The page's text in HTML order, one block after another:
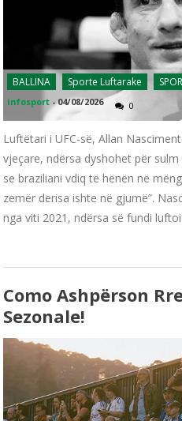
BALLINA Sporte Luftarake
infosport -04/08/2026 0
Luftëtari i UFC-së, Allan
vjeçare, ndërsa dyshohet për
se braziliani vdiq të hënën në
zemër derisa ishte në gjumë”.
nga viti 2021, ndërsa së fundi
Como Ashpërson
Sezonale!